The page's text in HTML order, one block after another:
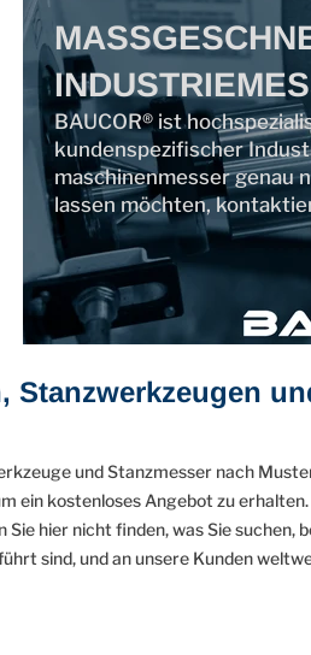
BAUCOR® ist
kundenspezifischer
maschinenmesser genau
lassen möchten,
und Stanzmesser nach
kostenloses Angebot zu
hier nicht finden, was Sie suchen,
sind, und an unsere Kunden